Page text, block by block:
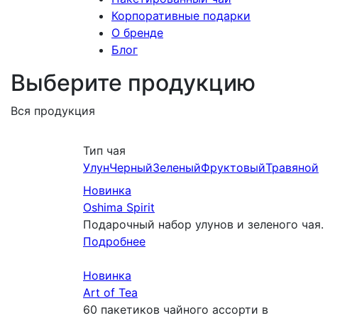
Корпоративные подарки
О бренде
Блог
Выберите продукцию
Вся продукция
Тип чая
УлунЧерныйЗеленыйФруктовыйТравяной
Новинка
Oshima Spirit
Подарочный набор улунов и зеленого чая.
Подробнее
Новинка
Art of Tea
60 пакетиков чайного ассорти в